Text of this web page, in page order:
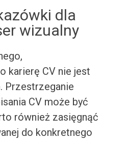
dla
wizualny
karierę CV nie jest
Przestrzeganie
CV może być
również zasięgnąć
do konkretnego